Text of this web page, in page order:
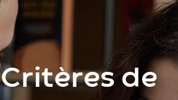
Critères de